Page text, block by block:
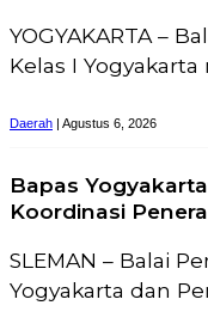
YOGYAKARTA –
Kelas I
Daerah | Agustus 6, 2026
Bapas
Koordinasi
SLEMAN – Balai
Yogyakarta dan